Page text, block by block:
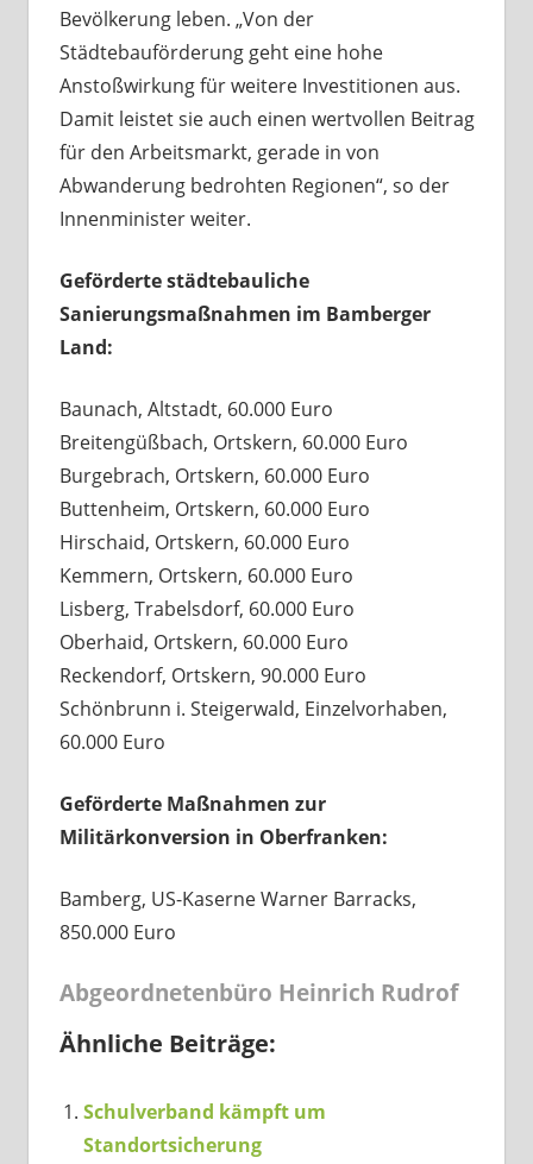
Bevölkerung leben. „Von der
Städtebauförderung geht eine hohe
Anstoßwirkung für weitere Investitionen aus.
Damit leistet sie auch einen wertvollen Beitrag
für den Arbeitsmarkt, gerade in von
Abwanderung bedrohten Regionen“, so der
Innenminister weiter.
Geförderte städtebauliche
Sanierungsmaßnahmen im Bamberger
Land:
Baunach, Altstadt, 60.000 Euro
Breitengüßbach, Ortskern, 60.000 Euro
Burgebrach, Ortskern, 60.000 Euro
Buttenheim, Ortskern, 60.000 Euro
Hirschaid, Ortskern, 60.000 Euro
Kemmern, Ortskern, 60.000 Euro
Lisberg, Trabelsdorf, 60.000 Euro
Oberhaid, Ortskern, 60.000 Euro
Reckendorf, Ortskern, 90.000 Euro
Schönbrunn i. Steigerwald, Einzelvorhaben,
60.000 Euro
Geförderte Maßnahmen zur
Militärkonversion in Oberfranken:
Bamberg, US-Kaserne Warner Barracks,
850.000 Euro
Abgeordnetenbüro Heinrich Rudrof
Ähnliche Beiträge:
Schulverband kämpft um
Standortsicherung